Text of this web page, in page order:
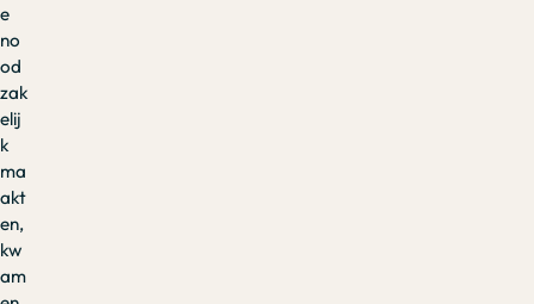
e
no
od
zak
elij
k
ma
akt
en,
kw
am